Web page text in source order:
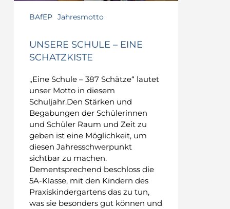
BAfEP Jahresmotto
UNSERE SCHULE – EINE
SCHATZKISTE
„Eine Schule – 387 Schätze“ lautet
unser Motto in diesem
Schuljahr.Den Stärken und
Begabungen der Schülerinnen
und Schüler Raum und Zeit zu
geben ist eine Möglichkeit, um
diesen Jahresschwerpunkt
sichtbar zu machen.
Dementsprechend beschloss die
5A-Klasse, mit den Kindern des
Praxiskindergartens das zu tun,
was sie besonders gut können und